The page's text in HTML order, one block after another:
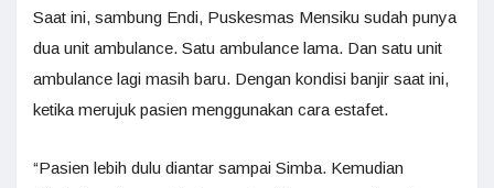
Saat ini, sambung Endi, Puskesmas Mensiku sudah punya
dua unit ambulance. Satu ambulance lama. Dan satu unit
ambulance lagi masih baru. Dengan kondisi banjir saat ini,
ketika merujuk pasien menggunakan cara estafet.
“Pasien lebih dulu diantar sampai Simba. Kemudian